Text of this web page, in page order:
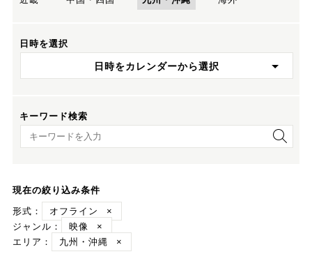
日時を選択
日時をカレンダーから選択
キーワード検索
キーワード検索
現在の絞り込み条件
形式：
オフライン
×
ジャンル：
映像
×
エリア：
九州・沖縄 ×